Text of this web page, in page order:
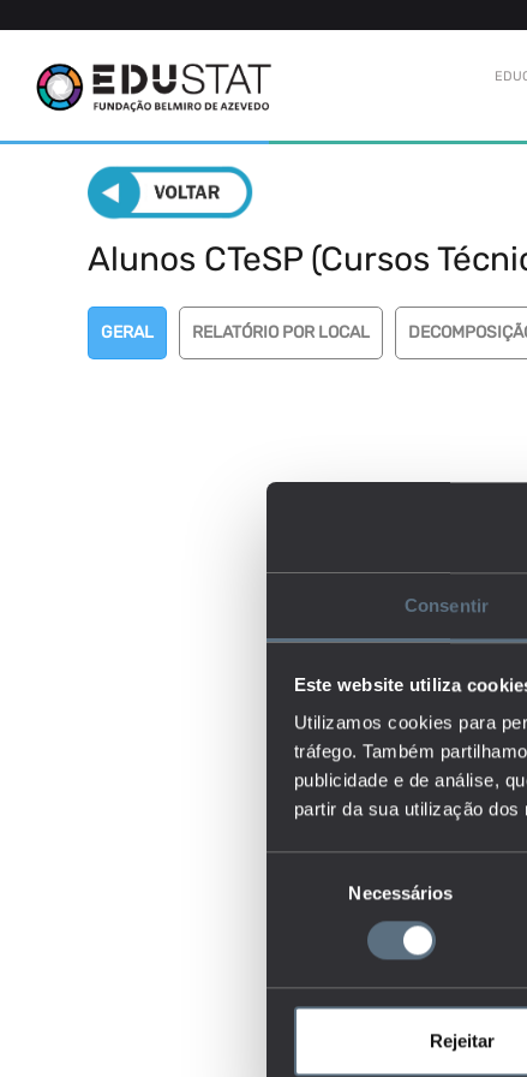
Consentir
Este website utiliza
Utilizamos cookies para
tráfego. Também
publicidade e de análise,
partir da sua utilização
consentimento
Necessários
Rejeitar
Alunos CTeSP (Cursos
GERAL RELATÓRIO POR LOCAL